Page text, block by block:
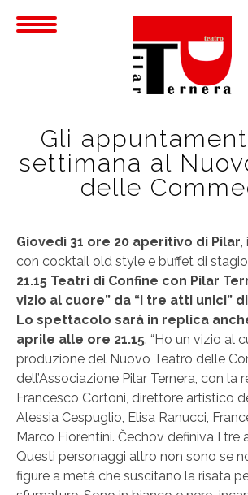
Gli
settimana al
delle
Giovedì 31 ore 20 aperitivo di Pilar,
con cocktail old style e buffet di
21.15 Teatri di Confine con Pilar
vizio al cuore” da “I tre atti unici”
Lo spettacolo sarà in replica
aprile alle ore 21.15. “Ho un vizio al
produzione del Nuovo Teatro delle
dell’Associazione Pilar Ternera, con la
Francesco Cortoni, direttore artistico
Alessia Cespuglio, Elisa Ranucci,
Marco Fiorentini. Čechov definiva I tre
Questi personaggi altro non sono se
figure a metà che suscitano la risata